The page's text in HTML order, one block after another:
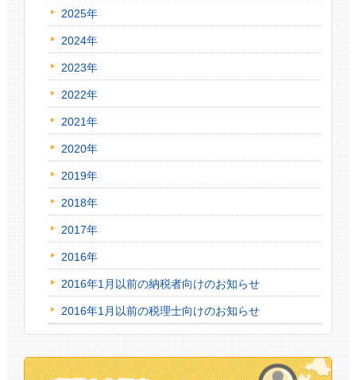
2025年
2024年
2023年
2022年
2021年
2020年
2019年
2018年
2017年
2016年
2016年1月以前の納税者向けのお知らせ
2016年1月以前の税理士向けのお知らせ